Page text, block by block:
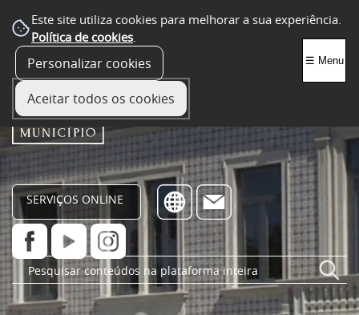
Este site utiliza cookies para melhorar a sua experiência.
Política de cookies.
Personalizar cookies
Aceitar todos os cookies
SERVIÇOS ONLINE
☰ Menu